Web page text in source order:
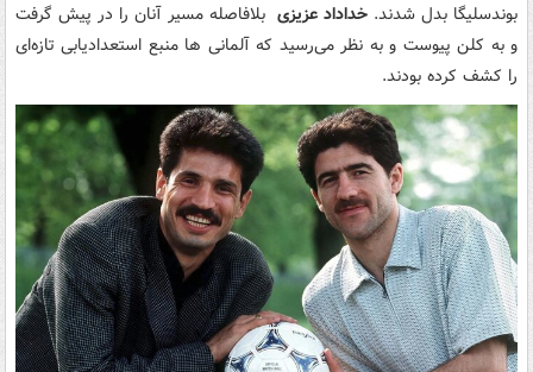
بوندسلیگا بدل شدند. خداداد عزیزی بلافاصله مسیر آنان را در پیش گرفت
و به کلن پیوست و به نظر می‌رسید که آلمانی ها منبع استعدادیابی تازه‌ای
را کشف کرده بودند.